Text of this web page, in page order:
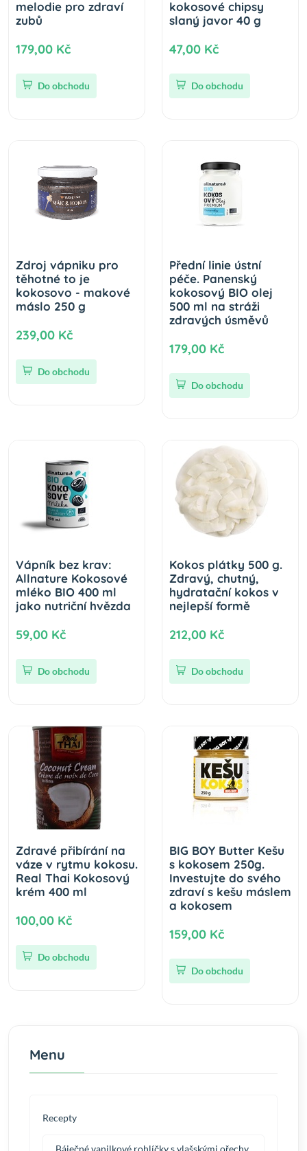
melodie pro zdraví
zubů
179,00 Kč
Do obchodu
kokosové chipsy
slaný javor 40 g
47,00 Kč
Do obchodu
Zdroj vápniku pro
těhotné to je
kokosovo - makové
máslo 250 g
239,00 Kč
Do obchodu
Přední linie ústní
péče. Panenský
kokosový BIO olej
500 ml na stráži
zdravých úsměvů
179,00 Kč
Do obchodu
Vápník bez krav:
Allnature Kokosové
mléko BIO 400 ml
jako nutriční hvězda
59,00 Kč
Do obchodu
Kokos plátky 500 g.
Zdravý, chutný,
hydratační kokos v
nejlepší formě
212,00 Kč
Do obchodu
Zdravé přibírání na
váze v rytmu kokosu.
Real Thai Kokosový
krém 400 ml
100,00 Kč
Do obchodu
BIG BOY Butter Kešu
s kokosem 250g.
Investujte do svého
zdraví s kešu máslem
a kokosem
159,00 Kč
Do obchodu
Menu
Recepty
Báječné vanilkové rohlíčky s vlašskými ořechy